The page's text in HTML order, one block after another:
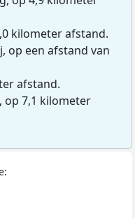
kilometer afstand.
op een afstand van
afstand.
op 7,1 kilometer